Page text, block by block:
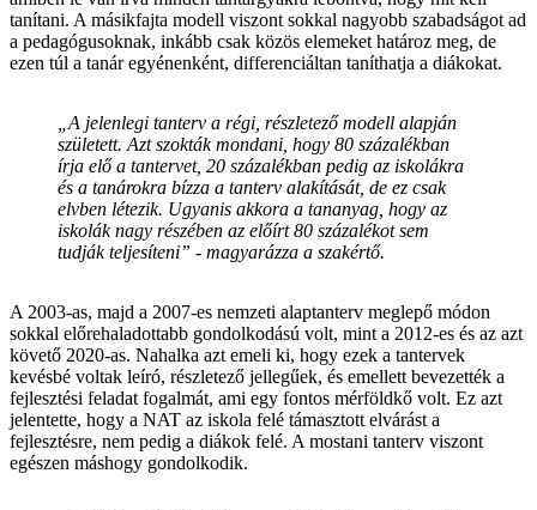
tanítani. A másikfajta modell viszont sokkal nagyobb szabadságot ad
a pedagógusoknak, inkább csak közös elemeket határoz meg, de
ezen túl a tanár egyénenként, differenciáltan taníthatja a diákokat.
„A jelenlegi tanterv a régi, részletező modell alapján
született. Azt szokták mondani, hogy 80 százalékban
írja elő a tantervet, 20 százalékban pedig az iskolákra
és a tanárokra bízza a tanterv alakítását, de ez csak
elvben létezik. Ugyanis akkora a tananyag, hogy az
iskolák nagy részében az előírt 80 százalékot sem
tudják teljesíteni” - magyarázza a szakértő.
A 2003-as, majd a 2007-es nemzeti alaptanterv meglepő módon
sokkal előrehaladottabb gondolkodású volt, mint a 2012-es és az azt
követő 2020-as. Nahalka azt emeli ki, hogy ezek a tantervek
kevésbé voltak leíró, részletező jellegűek, és emellett bevezették a
fejlesztési feladat fogalmát, ami egy fontos mérföldkő volt. Ez azt
jelentette, hogy a NAT az iskola felé támasztott elvárást a
fejlesztésre, nem pedig a diákok felé. A mostani tanterv viszont
egészen máshogy gondolkodik.